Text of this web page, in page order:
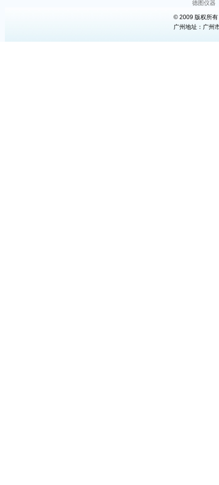
德图仪器
© 2009 版权所
广州地址：广州